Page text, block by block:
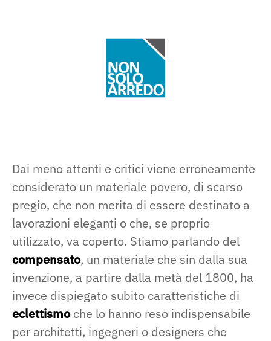
Dai meno attenti e critici viene erroneamente
considerato un materiale povero, di scarso
pregio, che non merita di essere destinato a
lavorazioni eleganti o che, se proprio
utilizzato, va coperto. Stiamo parlando del
compensato, un materiale che sin dalla sua
invenzione, a partire dalla metà del 1800, ha
invece dispiegato subito caratteristiche di
eclettismoche lo hanno reso indispensabile
per architetti, ingegneri o designers che